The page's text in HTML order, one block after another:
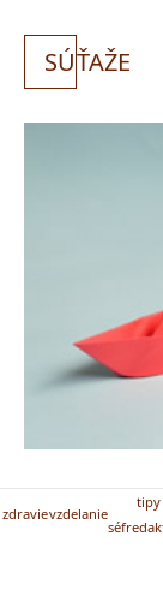
SÚŤAŽE
zdravievzdelanie
tipy